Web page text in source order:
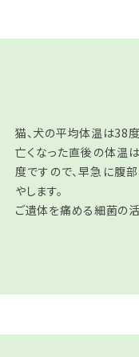
猫、犬の平均体温は38度
亡くなった直後の体温
度ですので、早急に腹
やします。
ご遺体を痛める細菌の